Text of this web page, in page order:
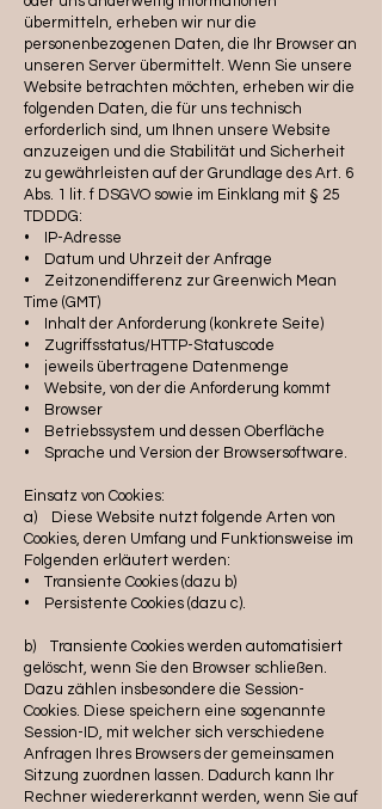
übermitteln, erheben wir nur die
personenbezogenen Daten, die Ihr Browser an
unseren Server übermittelt. Wenn Sie unsere
Website betrachten möchten, erheben wir die
folgenden Daten, die für uns technisch
erforderlich sind, um Ihnen unsere Website
anzuzeigen und die Stabilität und Sicherheit
zu gewährleisten auf der Grundlage des Art. 6
Abs. 1 lit. f DSGVO sowie im Einklang mit § 25
TDDDG:
• IP-Adresse
• Datum und Uhrzeit der Anfrage
• Zeitzonendifferenz zur Greenwich Mean
Time (GMT)
• Inhalt der Anforderung (konkrete Seite)
• Zugriffsstatus/HTTP-Statuscode
• jeweils übertragene Datenmenge
• Website, von der die Anforderung kommt
• Browser
• Betriebssystem und dessen Oberfläche
• Sprache und Version der Browsersoftware.
Einsatz von Cookies:
a) Diese Website nutzt folgende Arten von
Cookies, deren Umfang und Funktionsweise im
Folgenden erläutert werden:
• Transiente Cookies (dazu b)
• Persistente Cookies (dazu c).
b) Transiente Cookies werden automatisiert
gelöscht, wenn Sie den Browser schließen.
Dazu zählen insbesondere die Session-
Cookies. Diese speichern eine sogenannte
Session-ID, mit welcher sich verschiedene
Anfragen Ihres Browsers der gemeinsamen
Sitzung zuordnen lassen. Dadurch kann Ihr
Rechner wiedererkannt werden, wenn Sie auf